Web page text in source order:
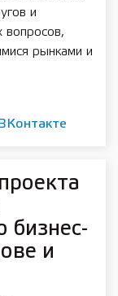
и
вопросов,
рынками и
ВКонтакте
бизнес-
и